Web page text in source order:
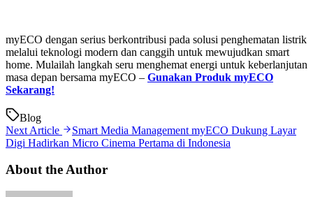
myECO dengan serius berkontribusi pada solusi penghematan listrik
melalui teknologi modern dan canggih untuk mewujudkan smart
home. Mulailah langkah seru menghemat energi untuk keberlanjutan
masa depan bersama myECO – Gunakan Produk myECO
Sekarang!
Blog
Next Article
Smart Media Management myECO Dukung Layar
Digi Hadirkan Micro Cinema Pertama di Indonesia
About the Author